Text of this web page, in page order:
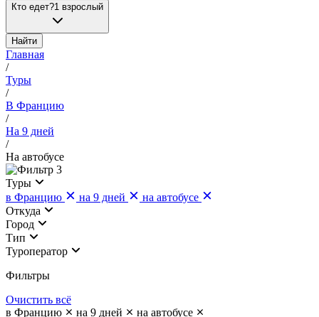
Кто едет?1 взрослый
Найти
Главная
/
Туры
/
В Францию
/
На 9 дней
/
На автобусе
3
Туры
в Францию
на 9 дней
на автобусе
Откуда
Город
Тип
Туроператор
Фильтры
Очистить всё
в Францию
на 9 дней
на автобусе